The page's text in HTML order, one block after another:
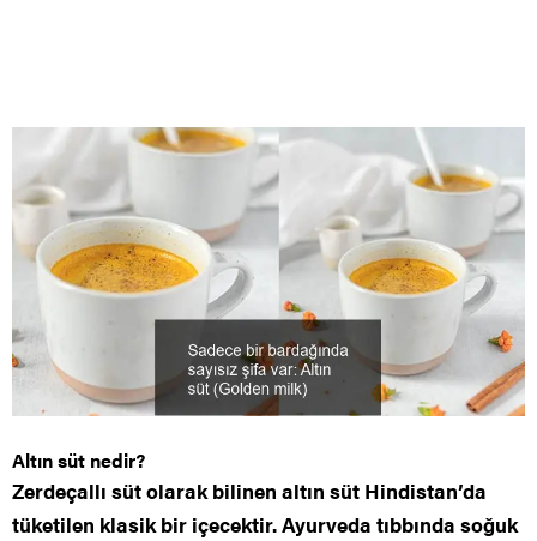
Altın süt nedir?
Zerdeçallı süt olarak bilinen altın süt Hindistan’da
tüketilen klasik bir içecektir. Ayurveda tıbbında soğuk